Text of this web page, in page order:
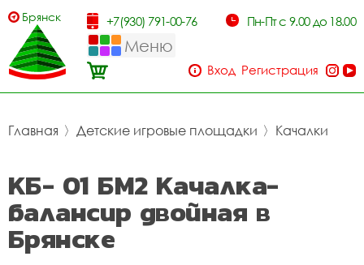
Брянск +7(930) 791-00-76 Пн-Пт с 9.00 до 18.00
Меню
Вход Регистрация
Главная 〉 Детские игровые площадки 〉 Качалки
КБ- 01 БМ2 Качалка-
балансир двойная в
Брянске